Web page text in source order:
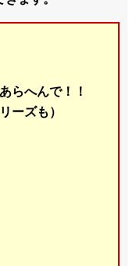
らへんで！！
ーズも）